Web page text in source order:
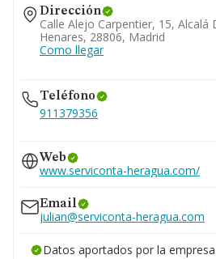
Dirección
Calle Alejo Carpentier, 15, Alcalá
Henares, 28806, Madrid
Como llegar
Teléfono
911379356
918301800
695...
Ver teléfono 695...
Web
www.serviconta-heragua.com/
Email
julian@serviconta-heragua.com
Datos aportados por la empresa.